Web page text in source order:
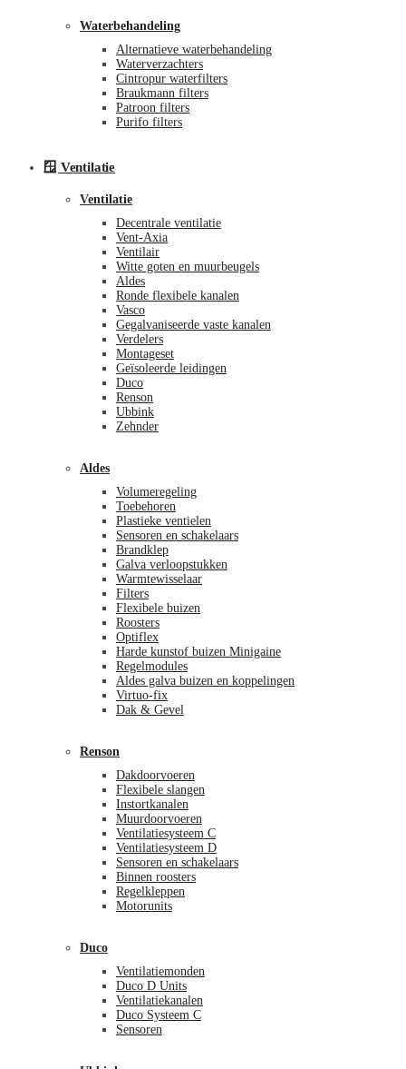
Waterbehandeling
Alternatieve waterbehandeling
Waterverzachters
Cintropur waterfilters
Braukmann filters
Patroon filters
Purifo filters
🪟 Ventilatie
Ventilatie
Decentrale ventilatie
Vent-Axia
Ventilair
Witte goten en muurbeugels
Aldes
Ronde flexibele kanalen
Vasco
Gegalvaniseerde vaste kanalen
Verdelers
Montageset
Geïsoleerde leidingen
Duco
Renson
Ubbink
Zehnder
Aldes
Volumeregeling
Toebehoren
Plastieke ventielen
Sensoren en schakelaars
Brandklep
Galva verloopstukken
Warmtewisselaar
Filters
Flexibele buizen
Roosters
Optiflex
Harde kunstof buizen Minigaine
Regelmodules
Aldes galva buizen en koppelingen
Virtuo-fix
Dak & Gevel
Renson
Dakdoorvoeren
Flexibele slangen
Instortkanalen
Muurdoorvoeren
Ventilatiesysteem C
Ventilatiesysteem D
Sensoren en schakelaars
Binnen roosters
Regelkleppen
Motorunits
Duco
Ventilatiemonden
Duco D Units
Ventilatiekanalen
Duco Systeem C
Sensoren